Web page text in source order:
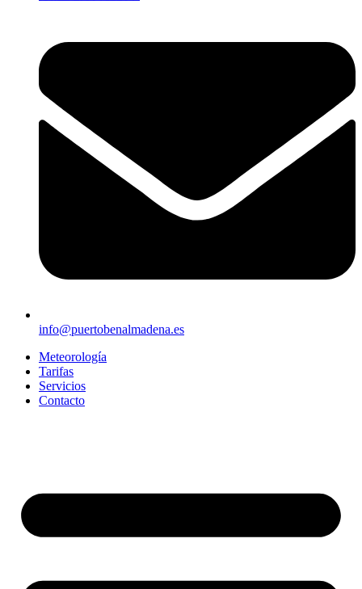
info@puertobenalmadena.es
Meteorología
Tarifas
Servicios
Contacto